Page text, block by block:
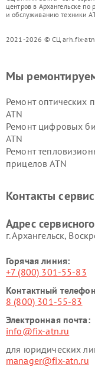
центров в Архангельске по
и обслуживанию техники
2021-2026 © СЦ arh.fix-
Мы
Ремонт оптических
ATN
Ремонт цифровых
ATN
Ремонт
прицелов ATN
Контакты
Адрес
г. Архангельск,
Горячая линия:
+7 (800) 301-55-83
Контактный
8 (800) 301-55-83
Электронная почта:
info@fix-atn.ru
для юридических
manager@fix-atn.ru